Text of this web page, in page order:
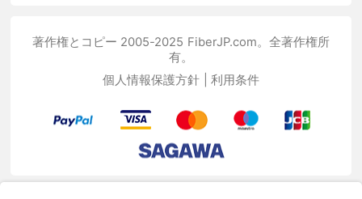
著作権とコピー 2005-2025 FiberJP.com。全著作権所
有。
個人情報保護方針
利用条件